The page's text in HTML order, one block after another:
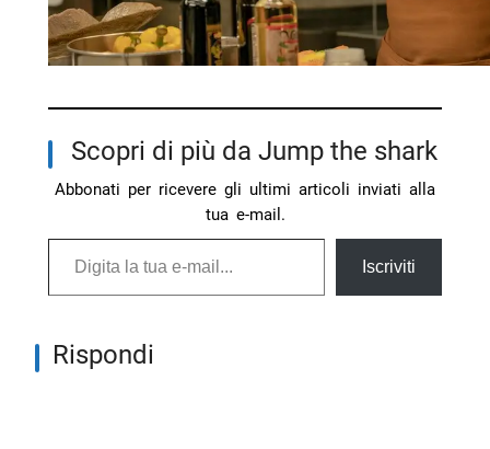
Scopri di più da Jump the shark
Abbonati per ricevere gli ultimi articoli inviati alla
tua e-mail.
Digita la tua e-mail...
Iscriviti
Rispondi